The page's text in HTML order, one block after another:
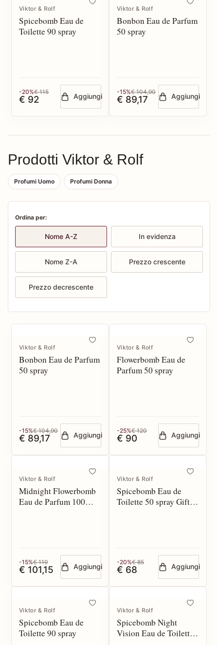
Viktor & Rolf
Spicebomb Eau de
Toilette 90 spray
-20%€ 115
€ 92 Aggiungi
Viktor & Rolf
Bonbon Eau de Parfum
50 spray
-15%€ 104,90
€ 89,17 Aggiungi
Prodotti Viktor & Rolf
Profumi Uomo Profumi Donna
Ordina per:
Nome A-Z In evidenza
Nome Z-A Prezzo crescente
Prezzo decrescente
Viktor & Rolf
Bonbon Eau de Parfum
50 spray
-15%€ 104,90
€ 89,17 Aggiungi
Viktor & Rolf
Flowerbomb Eau de
Parfum 50 spray
-25%€ 120
€ 90 Aggiungi
Viktor & Rolf
Midnight Flowerbomb
Eau de Parfum 100
-15%€ 119
€ 101,15 Aggiungi
Viktor & Rolf
Spicebomb Eau de
Toilette 50 spray Gift
-20%€ 85
€ 68 Aggiungi
Viktor & Rolf
Spicebomb Eau de
Toilette 90 spray
Viktor & Rolf
Spicebomb Night
Vision Eau de Toilette